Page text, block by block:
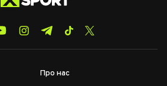
Про нас